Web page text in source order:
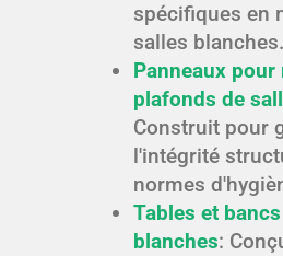
spécifiques en
salles blanches.
Panneaux pour
plafonds de
Construit pour
l'intégrité
normes
Tables et
blanches: